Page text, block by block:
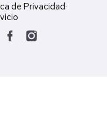
de Privacidad·